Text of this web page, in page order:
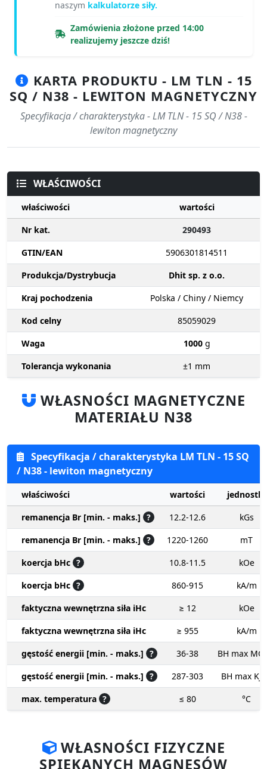
naszym kalkulatorze siły.
Zamówienia złożone przed 14:00
realizujemy jeszcze dziś!
KARTA PRODUKTU - LM TLN - 15
SQ / N38 - LEWITON MAGNETYCZNY
Specyfikacja / charakterystyka - LM TLN - 15 SQ / N38 -
lewiton magnetyczny
WŁAŚCIWOŚCI
właściwości
wartości
Nr kat.
290493
GTIN/EAN
5906301814511
Produkcja/Dystrybucja
Dhit sp. z o.o.
Kraj pochodzenia
Polska / Chiny / Niemcy
Kod celny
85059029
Waga
1000 g
Tolerancja wykonania
±1 mm
WŁASNOŚCI MAGNETYCZNE
MATERIAŁU N38
Specyfikacja / charakterystyka LM TLN - 15 SQ
/ N38 - lewiton magnetyczny
właściwości wartości
jednostki
remanencja Br [min. - maks.] ? 12.2-12.6
kGs
remanencja Br [min. - maks.] ? 1220-1260
mT
koercja bHc ? 10.8-11.5
kOe
koercja bHc ? 860-915
kA/m
faktyczna wewnętrzna siła iHc
≥ 12
kOe
faktyczna wewnętrzna siła iHc
≥ 955
kA/m
gęstość energii [min. - maks.] ? 36-38
BH max
gęstość energii [min. - maks.] ? 287-303
BH max
max. temperatura ? ≤ 80 °C
WŁASNOŚCI FIZYCZNE
SPIEKANYCH MAGNESÓW